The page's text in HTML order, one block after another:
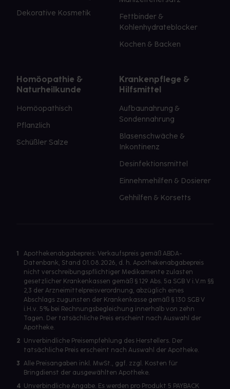
Dekorative Kosmetik
Fettbinder &
Kohlenhydrateblocker
Kochen & Backen
Homöopathie &
Naturheilkunde
Homöopathisch
Pflanzlich
Schüßler Salze
Krankenpflege &
Hilfsmittel
Aufbaunahrung &
Sondennahrung
Blasenschwäche &
Inkontinenz
Desinfektionsmittel
Einnehmehilfen & Dosierer
Gehhilfen & Korsetts
1
Apothekenabgabepreis: Verkaufspreis gemäß ABDA-
Datenbank, Stand 01.08.2026, d. h. Apothekenabgabepreis
nicht verschreibungspflichtiger Medikamente zulasten
gesetzlicher Krankenkassen gemäß § 129 Abs. 5a SGB V i.V.m §§
2,3 der Arzneimittelpreisverordnung, abzüglich eines
Abschlags zugunsten der Krankenkasse gemäß § 130 SGB V
i.H.v. 5% bei Rechnungsbegleichung innerhalb von zehn
Tagen. Der tatsächliche Preis erscheint nach Auswahl der
Apotheke.
2 Unverbindliche Preisempfehlung des Herstellers. Der
tatsächliche Preis erscheint nach Auswahl der Apotheke.
3 Alle Preisangaben inkl. MwSt., ggf. zzgl. Kosten für
Bringdienst der ausgewählten Apotheke.
4 Unverbindliche Angabe. Es werden pro Produkt 5 PAYBACK